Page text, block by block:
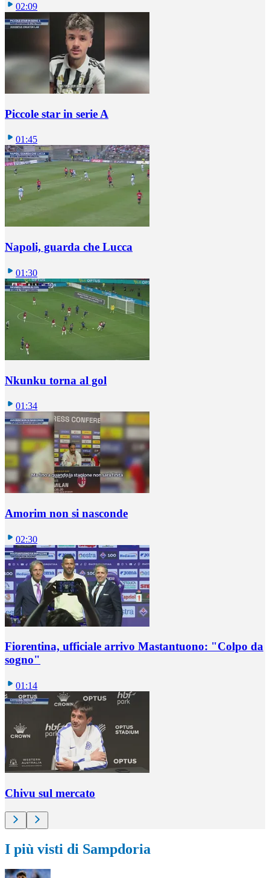
02:09
Piccole star in serie A
01:45
Napoli, guarda che Lucca
01:30
Nkunku torna al gol
01:34
Amorim non si nasconde
02:30
Fiorentina, ufficiale arrivo Mastantuono: "Colpo da
sogno"
01:14
Chivu sul mercato
I più visti di Sampdoria